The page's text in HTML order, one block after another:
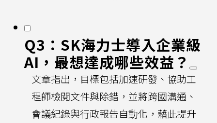
Q3：SK海力士導入企業級
AI，最想達成哪些效益？
文章指出，目標包括加速研發、協助工
程師檢閱文件與除錯，並將跨國溝通、
會議紀錄與行政報告自動化，藉此提升